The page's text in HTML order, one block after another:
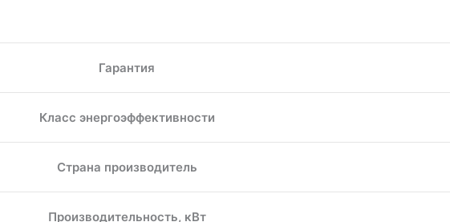
Гарантия
Класс энергоэффективности
Страна производитель
Производительность, кВт